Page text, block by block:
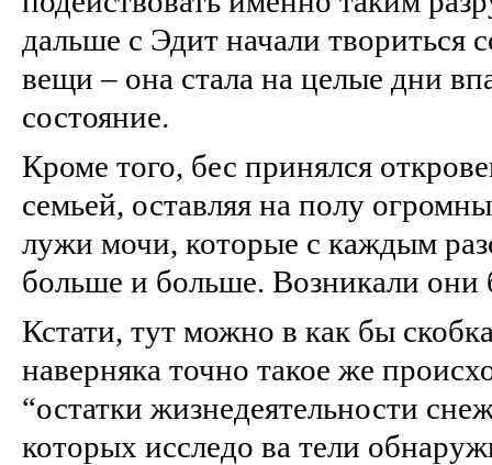
дальше с Эдит начали твориться
вещи – она стала на целые дни
состояние.
Кроме того, бес принялся
семьей, оставляя на полу
лужи мочи, которые с каждым
больше и больше. Возникали они
Кстати, тут можно в как бы
наверняка точно такое же
“остатки жизнедеятельности
которых исследо ва тели